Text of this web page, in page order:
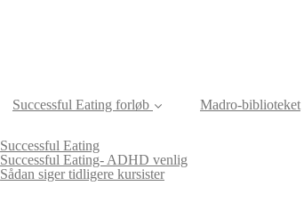
Successful Eating forløb
Successful Eating
Successful Eating- ADHD venlig
Sådan siger tidligere kursister
Madro-biblioteket